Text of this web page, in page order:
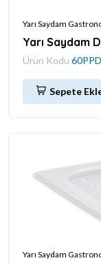
Yarı Saydam
Yarı Saydam
Ürün Kodu 60PPD
Sepete
Yarı Saydam